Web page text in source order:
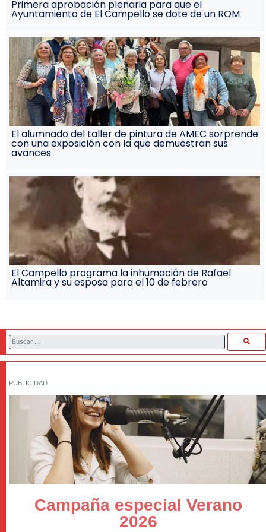
Primera aprobación plenaria para que el
Ayuntamiento de El Campello se dote de un ROM
El alumnado del taller de pintura de AMEC sorprende
con una exposición con la que demuestran sus
avances
El Campello programa la inhumación de Rafael
Altamira y su esposa para el 10 de febrero
PUBLICIDAD
Campaña especial Verano
2026